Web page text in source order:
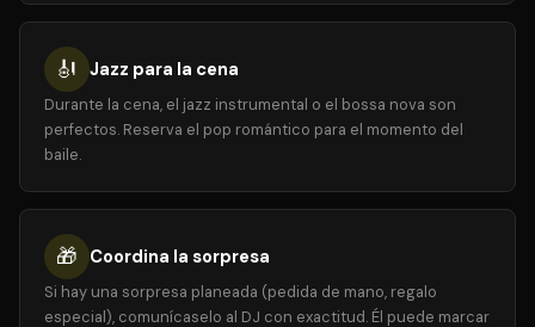
🎻 Jazz para la cena
Durante la cena, el jazz instrumental o el bossa nova son
perfectos. Reserva el pop romántico para el momento del
baile.
🎁 Coordina la sorpresa
Si hay una sorpresa planeada (pedida de mano, regalo
especial), comunícaselo al DJ con exactitud. Él puede marcar